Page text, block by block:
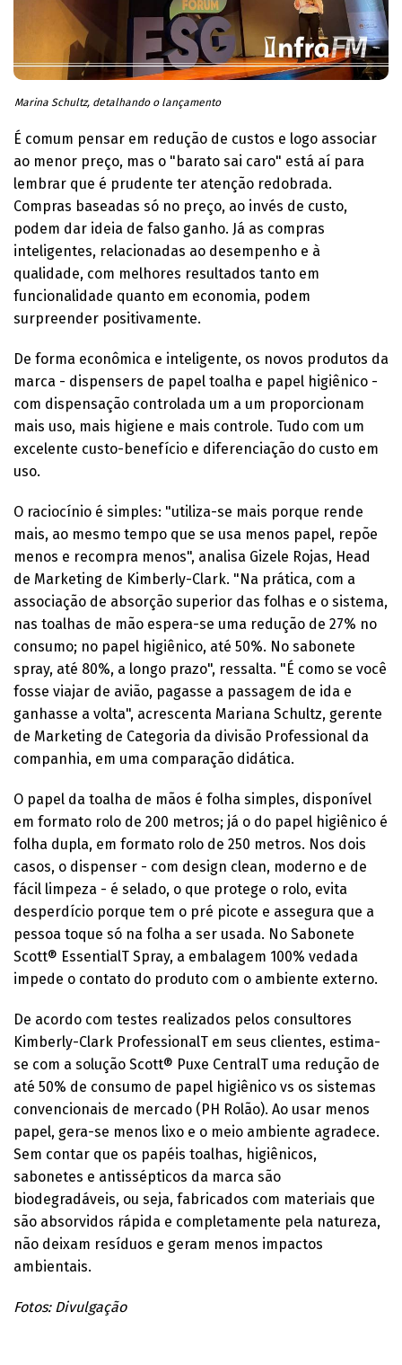
Marina Schultz, detalhando o lançamento
É comum pensar em redução de custos e logo associar
ao menor preço, mas o "barato sai caro" está aí para
lembrar que é prudente ter atenção redobrada.
Compras baseadas só no preço, ao invés de custo,
podem dar ideia de falso ganho. Já as compras
inteligentes, relacionadas ao desempenho e à
qualidade, com melhores resultados tanto em
funcionalidade quanto em economia, podem
surpreender positivamente.
De forma econômica e inteligente, os novos produtos da
marca - dispensers de papel toalha e papel higiênico -
com dispensação controlada um a um proporcionam
mais uso, mais higiene e mais controle. Tudo com um
excelente custo-benefício e diferenciação do custo em
uso.
O raciocínio é simples: "utiliza-se mais porque rende
mais, ao mesmo tempo que se usa menos papel, repõe
menos e recompra menos", analisa Gizele Rojas, Head
de Marketing de Kimberly-Clark. "Na prática, com a
associação de absorção superior das folhas e o sistema,
nas toalhas de mão espera-se uma redução de 27% no
consumo; no papel higiênico, até 50%. No sabonete
spray, até 80%, a longo prazo", ressalta. "É como se você
fosse viajar de avião, pagasse a passagem de ida e
ganhasse a volta", acrescenta Mariana Schultz, gerente
de Marketing de Categoria da divisão Professional da
companhia, em uma comparação didática.
O papel da toalha de mãos é folha simples, disponível
em formato rolo de 200 metros; já o do papel higiênico é
folha dupla, em formato rolo de 250 metros. Nos dois
casos, o dispenser - com design clean, moderno e de
fácil limpeza - é selado, o que protege o rolo, evita
desperdício porque tem o pré picote e assegura que a
pessoa toque só na folha a ser usada. No Sabonete
Scott® EssentialT Spray, a embalagem 100% vedada
impede o contato do produto com o ambiente externo.
De acordo com testes realizados pelos consultores
Kimberly-Clark ProfessionalT em seus clientes, estima-
se com a solução Scott® Puxe CentralT uma redução de
até 50% de consumo de papel higiênico vs os sistemas
convencionais de mercado (PH Rolão). Ao usar menos
papel, gera-se menos lixo e o meio ambiente agradece.
Sem contar que os papéis toalhas, higiênicos,
sabonetes e antissépticos da marca são
biodegradáveis, ou seja, fabricados com materiais que
são absorvidos rápida e completamente pela natureza,
não deixam resíduos e geram menos impactos
ambientais.
Fotos: Divulgação